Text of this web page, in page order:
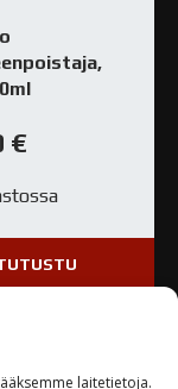
laitetietoja.
€